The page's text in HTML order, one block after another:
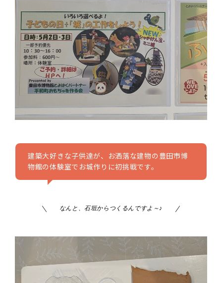
建築大好きな子供達が、お洒落な建物の豊田市博
物館の体験室でお城作りに初挑戦です。
なんと、石垣からつくるんですよ～♪